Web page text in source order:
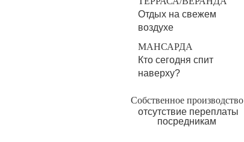
Отдых на свежем
воздухе
МАНСАРДА
Кто сегодня спит
наверху?
Собственное производство
отсутствие переплаты
посредникам